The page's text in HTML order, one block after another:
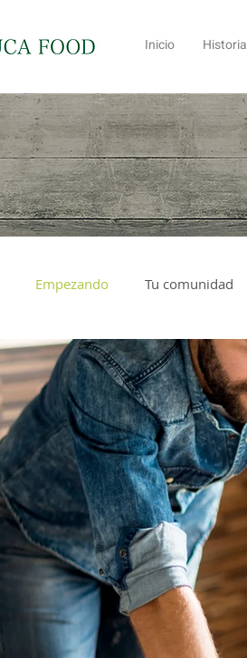
Inicio Historia
Empezando Tu comunidad